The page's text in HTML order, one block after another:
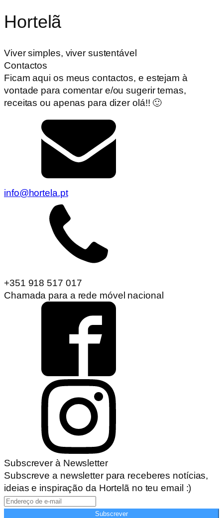
Hortelã
Viver simples, viver sustentável
Contactos
Ficam aqui os meus contactos, e estejam à
vontade para comentar e/ou sugerir temas,
receitas ou apenas para dizer olá!! 🙂
info@hortela.pt
+351 918 517 017
Chamada para a rede móvel nacional
Subscrever à Newsletter
Subscreve a newsletter para receberes notícias,
ideias e inspiração da Hortelã no teu email :)
Subscrever